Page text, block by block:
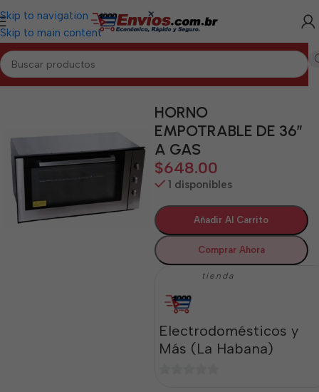
Skip to navigation
Skip to main content
Inicio/LA HABANA/Electrodomésticos La Habana
HORNO
EMPOTRABLE DE 36″
A GAS
$648.00
1 disponibles
Añadir Al Carrito
Comprar Ahora
tienda
Electrodomésticos y
Más (La Habana)